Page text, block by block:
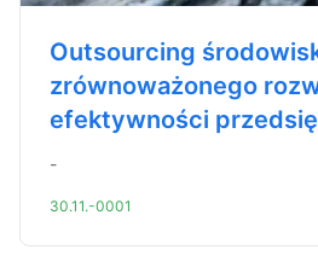
Outsourcing
zrównoważonego
efektywności
-
30.11.-0001